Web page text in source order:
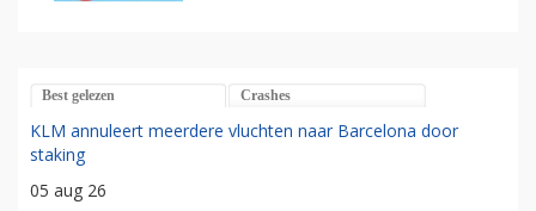
Best gelezen Crashes
KLM annuleert meerdere vluchten naar Barcelona door
staking
05 aug 26